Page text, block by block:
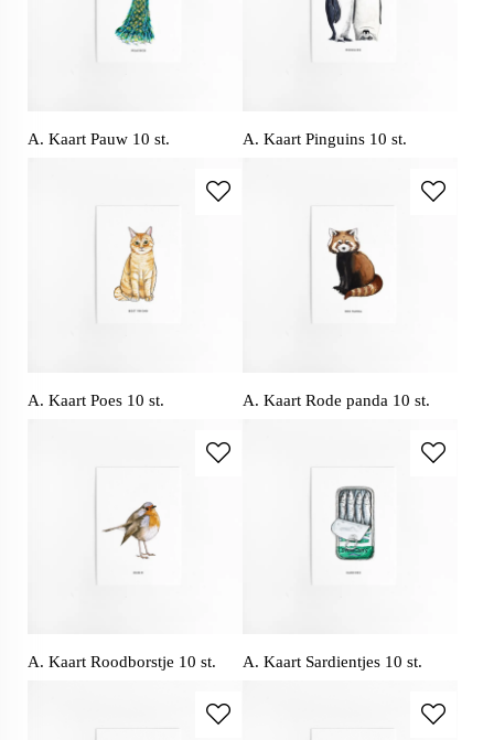
A. Kaart Pauw 10 st. A. Kaart Pinguins 10 st.
A. Kaart Poes 10 st. A. Kaart Rode panda 10 st.
A. Kaart Roodborstje 10 st. A. Kaart Sardientjes 10 st.